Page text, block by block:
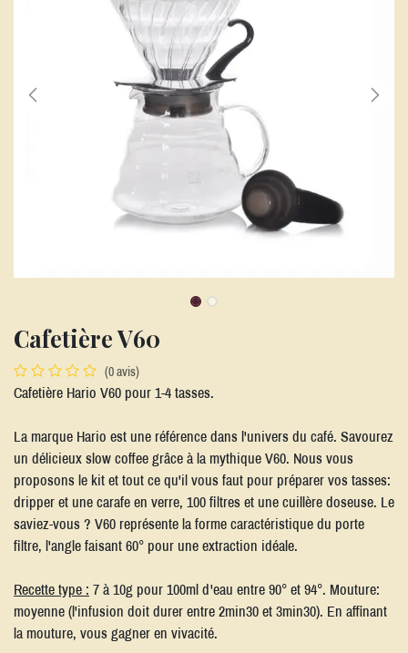
Cafetière V60
(0 avis)
Cafetière Hario V60 pour 1-4 tasses.
La marque Hario est une référence dans l'univers du café. Savourez
un délicieux slow coffee grâce à la mythique V60. Nous vous
proposons le kit et tout ce qu'il vous faut pour préparer vos tasses:
dripper et une carafe en verre, 100 filtres et une cuillère doseuse. Le
saviez-vous ? V60 représente la forme caractéristique du porte
filtre, l'angle faisant 60° pour une extraction idéale.
Recette type : 7 à 10g pour 100ml d'eau entre 90° et 94°. Mouture:
moyenne (l'infusion doit durer entre 2min30 et 3min30). En affinant
la mouture, vous gagner en vivacité.